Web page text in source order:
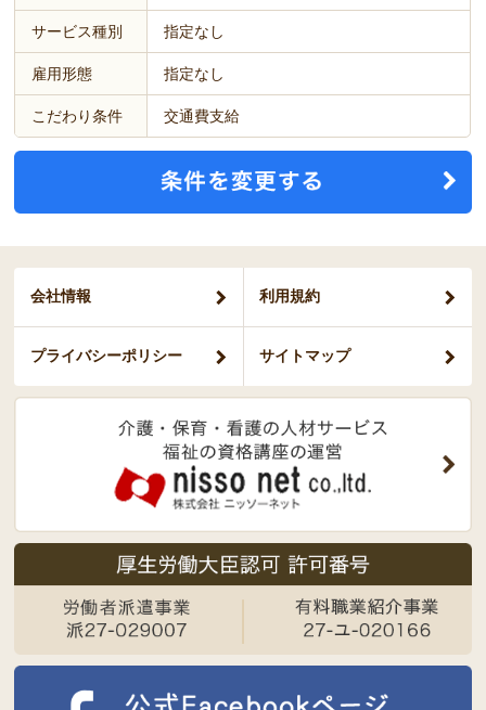
サービス種別 指定なし
雇用形態 指定なし
こだわり条件 交通費支給
会社情報 利用規約
プライバシーポリシー サイトマップ